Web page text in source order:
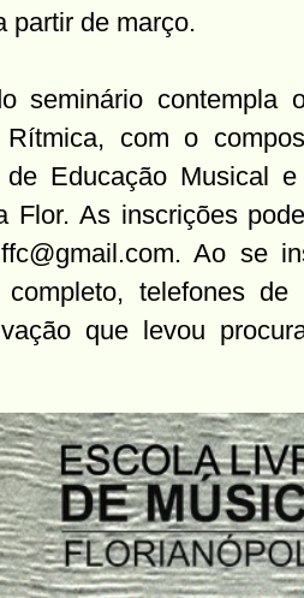
partir de março.
seminário contempla
com o
Educação Musical
Flor. As inscrições
Ao se
telefones
que levou